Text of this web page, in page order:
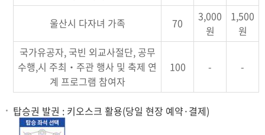
울산시 다자녀 가족 70
3,000
원
1,500
원
국가유공자, 국빈 외교사절단, 공무
수행,시 주최‧주관 행사 및 축제 연
계 프로그램 참여자
100 - -
탑승권 발권 : 키오스크 활용(당일 현장 예약·결제)